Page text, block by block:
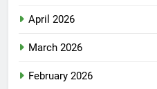
April 2026
March 2026
February 2026